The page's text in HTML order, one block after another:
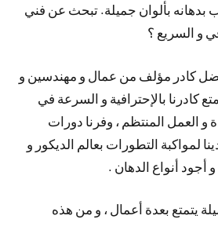
بدهانه بألوان جميلة. تبحث عن فني
و السريع ؟
كادر مؤلف من عمال و مهندسين و
كادرنا بالإحترافية و السرعة في
العمل المنتظم ، وفرنا دورات
لمواكبة التطورات بعالم الديكور و
أجود أنواع الدهان .
يتمتع بعدة أعمال ، و من هذه